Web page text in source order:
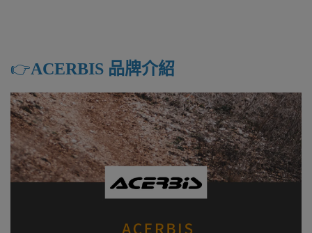
👉️ACERBIS 品牌介紹